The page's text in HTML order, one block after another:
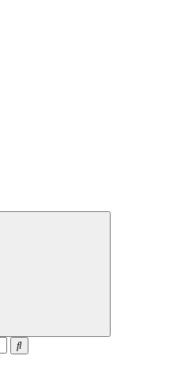
Songs And Messages